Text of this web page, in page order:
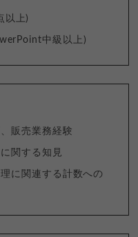
以上)
中級以上)
販売業務経験
関する知見
に関連する計数への